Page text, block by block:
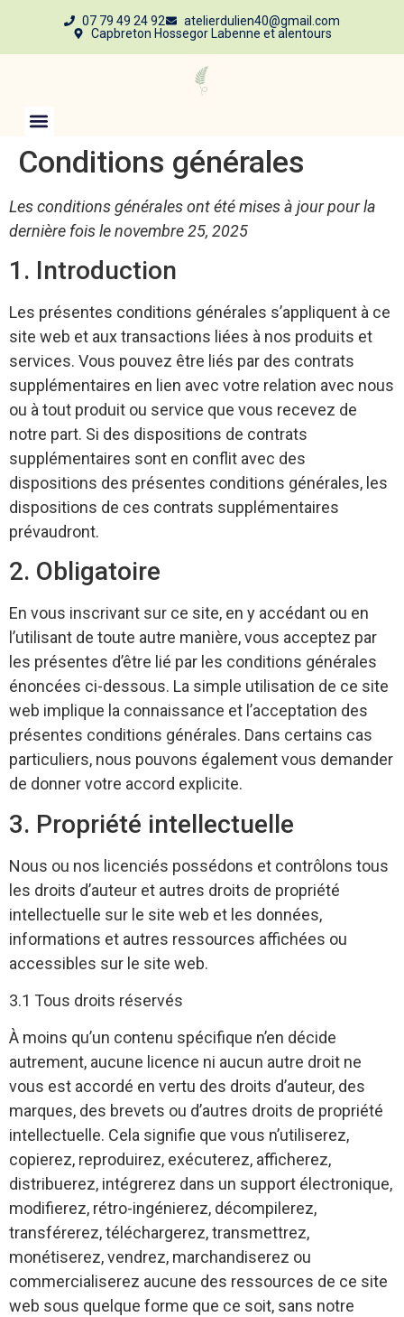
07 79 49 24 92
atelierdulien40@gmail.com
Capbreton Hossegor Labenne et alentours
Conditions générales
Les conditions générales ont été mises à jour pour la
dernière fois le novembre 25, 2025
1. Introduction
Les présentes conditions générales s’appliquent à ce
site web et aux transactions liées à nos produits et
services. Vous pouvez être liés par des contrats
supplémentaires en lien avec votre relation avec nous
ou à tout produit ou service que vous recevez de
notre part. Si des dispositions de contrats
supplémentaires sont en conflit avec des
dispositions des présentes conditions générales, les
dispositions de ces contrats supplémentaires
prévaudront.
2. Obligatoire
En vous inscrivant sur ce site, en y accédant ou en
l’utilisant de toute autre manière, vous acceptez par
les présentes d’être lié par les conditions générales
énoncées ci-dessous. La simple utilisation de ce site
web implique la connaissance et l’acceptation des
présentes conditions générales. Dans certains cas
particuliers, nous pouvons également vous demander
de donner votre accord explicite.
3. Propriété intellectuelle
Nous ou nos licenciés possédons et contrôlons tous
les droits d’auteur et autres droits de propriété
intellectuelle sur le site web et les données,
informations et autres ressources affichées ou
accessibles sur le site web.
3.1 Tous droits réservés
À moins qu’un contenu spécifique n’en décide
autrement, aucune licence ni aucun autre droit ne
vous est accordé en vertu des droits d’auteur, des
marques, des brevets ou d’autres droits de propriété
intellectuelle. Cela signifie que vous n’utiliserez,
copierez, reproduirez, exécuterez, afficherez,
distribuerez, intégrerez dans un support électronique,
modifierez, rétro-ingénierez, décompilerez,
transférerez, téléchargerez, transmettrez,
monétiserez, vendrez, marchandiserez ou
commercialiserez aucune des ressources de ce site
web sous quelque forme que ce soit, sans notre